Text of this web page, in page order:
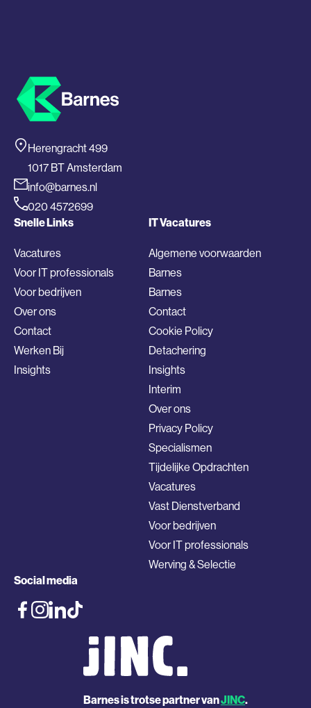
Herengracht 499
1017 BT Amsterdam
info@barnes.nl
020 4572699
Snelle Links
Vacatures
Voor IT professionals
Voor bedrijven
Over ons
Contact
Werken Bij
Insights
IT Vacatures
Algemene voorwaarden
Barnes
Barnes
Contact
Cookie Policy
Detachering
Insights
Interim
Over ons
Privacy Policy
Specialismen
Tijdelijke Opdrachten
Vacatures
Vast Dienstverband
Voor bedrijven
Voor IT professionals
Werving & Selectie
Social media
Barnes is trotse partner vanJINC.